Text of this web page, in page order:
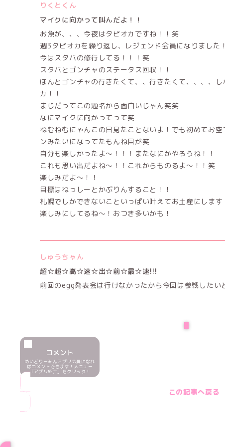
りくとくん
マイクに向かって叫んだよ！！
お魚が、、、今夜はタピオカですね！！笑
週3タピオカを繰り返し、レジェンド会員になりました
今はスタバの修行してる！！！笑
スタバとゴンチャのステータス回収！！
ほんとゴンチャの行きたくて、、行きたくて、、、、
カ！！
まじだってこの題名から面白いじゃん笑笑
なにマイクに向かってって笑
ねむねむにゃんこの日見たことないよ！でも初めてお
ンみたいになってたもんね目が笑
自分も楽しかったよ〜！！！またなにかやろうね！！
これも思い出だよね〜！！これからものるよ〜！！笑
楽しみだよ〜！！
目標はねっしーとかぶりんすること！！
札幌でしかできないこといっぱい叶えてお土産にします
楽しみにしてるね〜！おつき多いかも！
しゅうちゃん
超☆超☆高☆速☆出☆前☆最☆速!!!
前回のegg発表会は行けなかったから今回は参戦した
NEXT
コメント
めいどりーみんアプリ会員になれ
ばコメントできます！メニュー
「アプリ紹介」をクリック！
この記事へ戻る